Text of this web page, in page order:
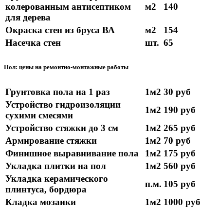
колерованным антисептиком
для дерева
м2 140
Окраска стен из бруса ВА м2
154
Насечка стен
шт. 65
Пол: цены на ремонтно-монтажные работы
Грунтовка пола на 1 раз 1м2 30 руб
Устройство гидроизоляции
сухими смесями
1м2 190 руб
Устройство стяжки до 3 см
1м2 265 руб
Армирование стяжки
1м2 70 руб
Финишное выравнивание пола
1м2 175 руб
Укладка плитки на пол
1м2 560 руб
Укладка керамического
плинтуса, бордюра
п.м. 105 руб
Кладка мозаики
1м2 1000 руб